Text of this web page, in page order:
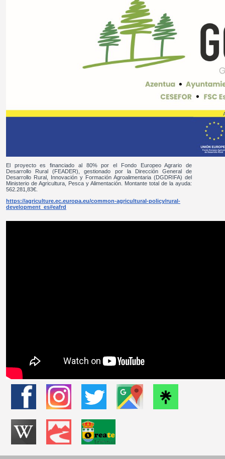
El proyecto es financiado al 80% por el Fondo Europeo Agrario de
Desarrollo Rural (FEADER), gestionado por la Dirección General de
Desarrollo Rural, Innovación y Formación Agroalimentaria (DGDRIFA) del
Ministerio de Agricultura, Pesca y Alimentación. Montante total de la ayuda:
562.281,83€.
https://agriculture.ec.europa.eu/common-agricultural-policy/rural-
development_es#eafrd